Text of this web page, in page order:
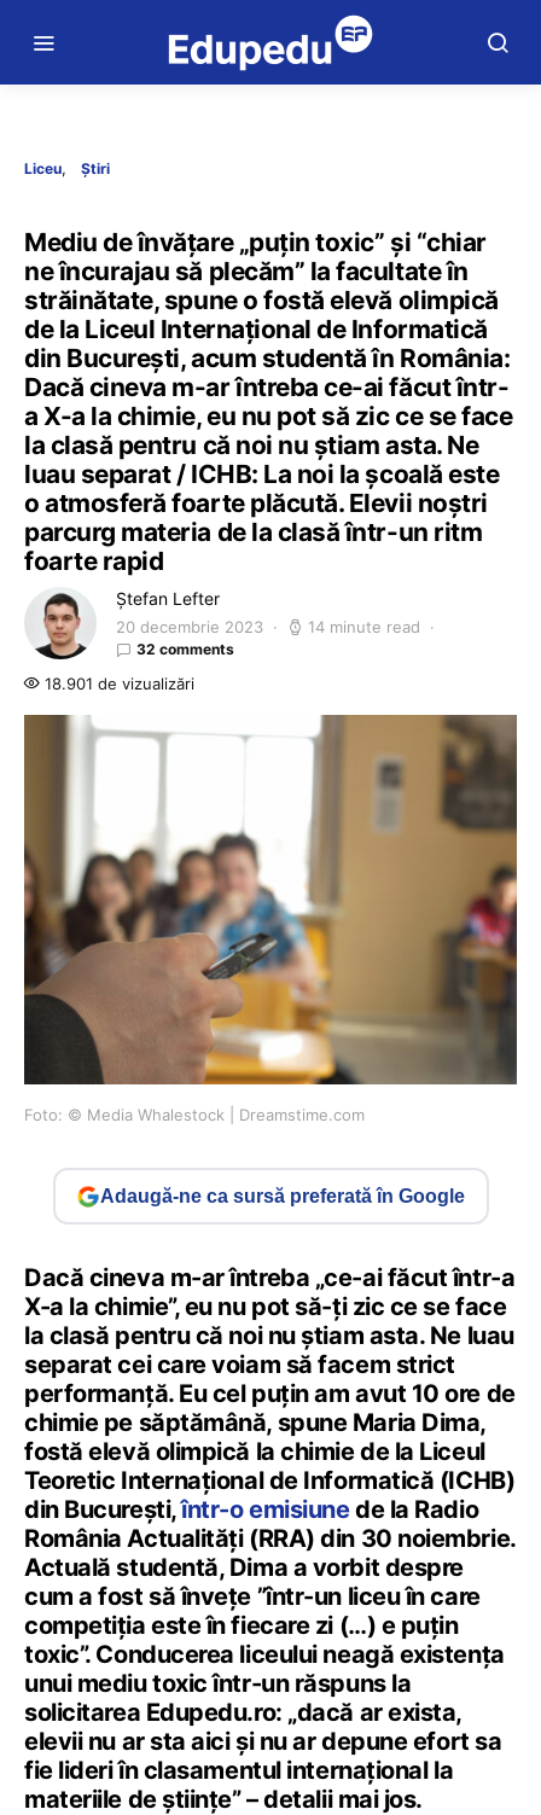
Liceu Știri
Mediu de învățare „puțin toxic” și “chiar
ne încurajau să plecăm” la facultate în
străinătate, spune o fostă elevă olimpică
de la Liceul Internațional de Informatică
din București, acum studentă în România:
Dacă cineva m-ar întreba ce-ai făcut într-
a X-a la chimie, eu nu pot să zic ce se face
la clasă pentru că noi nu știam asta. Ne
luau separat / ICHB: La noi la școală este
o atmosferă foarte plăcută. Elevii noștri
parcurg materia de la clasă într-un ritm
foarte rapid
Ștefan Lefter
20 decembrie 2023 14 minute read
32 comments
18.901 de vizualizări
Foto: © Media Whalestock | Dreamstime.com
Adaugă-ne ca sursă preferată în Google
Dacă cineva m-ar întreba „ce-ai făcut într-a
X-a la chimie”, eu nu pot să-ți zic ce se face
la clasă pentru că noi nu știam asta. Ne luau
separat cei care voiam să facem strict
performanță. Eu cel puțin am avut 10 ore de
chimie pe săptămână, spune Maria Dima,
fostă elevă olimpică la chimie de la Liceul
Teoretic Internațional de Informatică (ICHB)
din București,într-o emisiunede la Radio
România Actualități (RRA) din 30 noiembrie.
Actuală studentă, Dima a vorbit despre
cum a fost să învețe ”într-un liceu în care
competiția este în fiecare zi (…) e puțin
toxic”. Conducerea liceului neagă existența
unui mediu toxic într-un răspuns la
solicitarea Edupedu.ro: „dacă ar exista,
elevii nu ar sta aici și nu ar depune efort sa
fie lideri în clasamentul internațional la
materiile de științe” – detalii mai jos.